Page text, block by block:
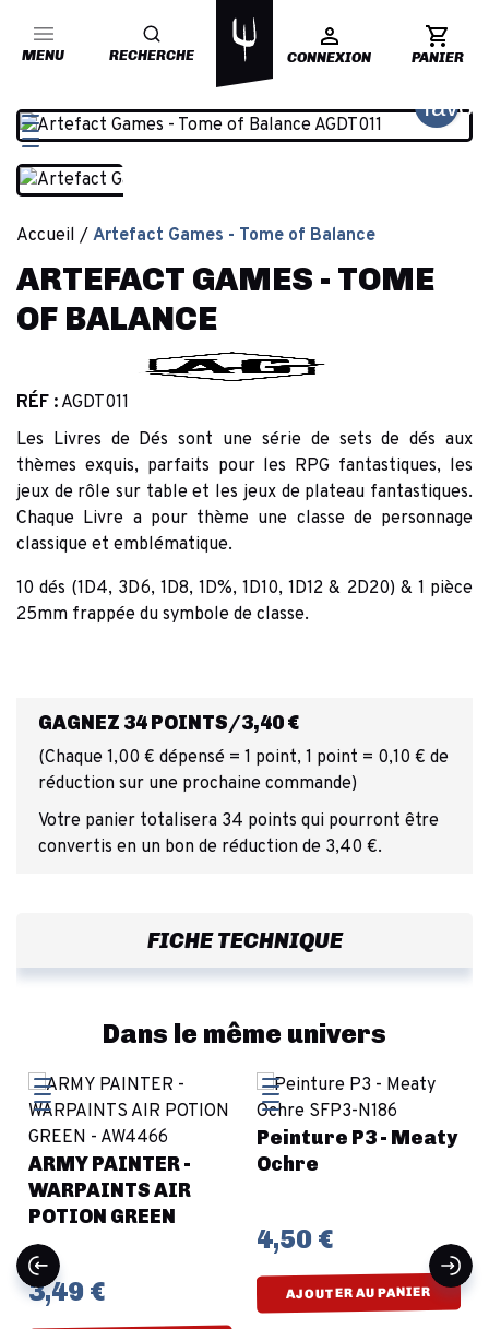
MENU RECHERCHE CONNEXION PANIER
Accueil Artefact Games - Tome of Balance
ARTEFACT GAMES - TOME
OF BALANCE
RÉF : AGDT011
Les Livres de Dés sont une série de sets de dés aux
thèmes exquis, parfaits pour les RPG fantastiques, les
jeux de rôle sur table et les jeux de plateau fantastiques.
Chaque Livre a pour thème une classe de personnage
classique et emblématique.
10 dés (1D4, 3D6, 1D8, 1D%, 1D10, 1D12 & 2D20) & 1 pièce
25mm frappée du symbole de classe.
GAGNEZ 34 POINTS/3,40 €
(Chaque 1,00 € dépensé = 1 point, 1 point = 0,10 € de
réduction sur une prochaine commande)
Votre panier totalisera 34 points qui pourront être
convertis en un bon de réduction de 3,40 €.
FICHE TECHNIQUE
Dans le même univers
ARMY PAINTER -
WARPAINTS AIR
POTION GREEN
3,49 €
Peinture P3 - Meaty
Ochre
4,50 €
AJOUTER AU PANIER